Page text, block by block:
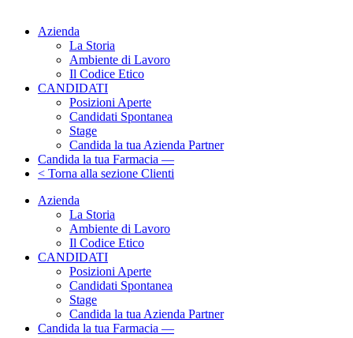
Azienda
La Storia
Ambiente di Lavoro
Il Codice Etico
CANDIDATI
Posizioni Aperte
Candidati Spontanea
Stage
Candida la tua Azienda Partner
Candida la tua Farmacia —
< Torna alla sezione Clienti
Azienda
La Storia
Ambiente di Lavoro
Il Codice Etico
CANDIDATI
Posizioni Aperte
Candidati Spontanea
Stage
Candida la tua Azienda Partner
Candida la tua Farmacia —